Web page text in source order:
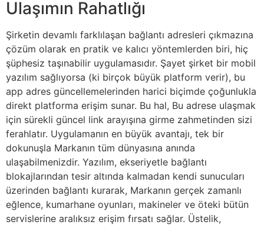
Ulaşımın Rahatlığı
Şirketin devamlı farklılaşan bağlantı adresleri çıkmazına
çözüm olarak en pratik ve kalıcı yöntemlerden biri, hiç
şüphesiz taşınabilir uygulamasıdır. Şayet şirket bir mobil
yazılım sağlıyorsa (ki birçok büyük platform verir), bu
app adres güncellemelerinden harici biçimde çoğunlukla
direkt platforma erişim sunar. Bu hal, Bu adrese ulaşmak
için sürekli güncel link arayışına girme zahmetinden sizi
ferahlatır. Uygulamanın en büyük avantajı, tek bir
dokunuşla Markanın tüm dünyasına anında
ulaşabilmenizdir. Yazılım, ekseriyetle bağlantı
blokajlarından tesir altında kalmadan kendi sunucuları
üzerinden bağlantı kurarak, Markanın gerçek zamanlı
eğlence, kumarhane oyunları, makineler ve öteki bütün
servislerine aralıksız erişim fırsatı sağlar. Üstelik,